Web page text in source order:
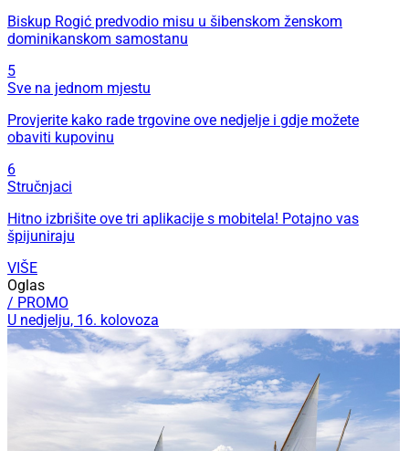
Biskup Rogić predvodio misu u šibenskom ženskom
dominikanskom samostanu
5
Sve na jednom mjestu
Provjerite kako rade trgovine ove nedjelje i gdje možete
obaviti kupovinu
6
Stručnjaci
Hitno izbrišite ove tri aplikacije s mobitela! Potajno vas
špijuniraju
VIŠE
Oglas
/ PROMO
U nedjelju, 16. kolovoza